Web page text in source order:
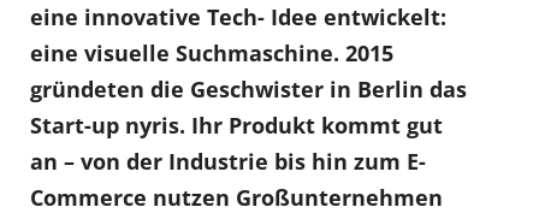
eine innovative Tech- Idee entwickelt:
eine visuelle Suchmaschine. 2015
gründeten die Geschwister in Berlin das
Start-up nyris. Ihr Produkt kommt gut
an – von der Industrie bis hin zum E-
Commerce nutzen Großunternehmen